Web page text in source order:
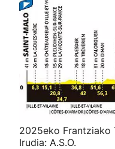
2025eko Frantziako
Irudia: A.S.O.